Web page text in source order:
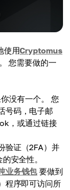
使用Cryptomus
您需要做的一
没有一个。 您
号码，电子邮
，或通过链接
验证（2FA）并
安全性。
业务钱包要做到
程序即可访问所